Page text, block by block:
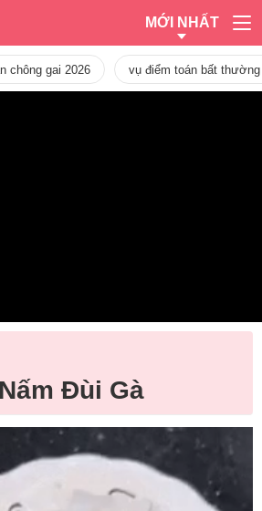
MỚI NHẤT
chông gai 2026 vụ điểm toán bất
Đùi Gà